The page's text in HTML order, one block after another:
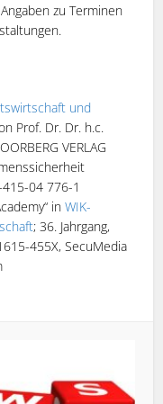
zu Terminen
und
Prof. Dr. Dr. h.c.
VERLAG
04 776-1
inWIK-
; 36. Jahrgang,
455X, SecuMedia